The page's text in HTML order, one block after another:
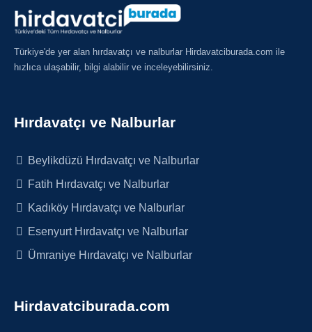
Türkiye'de yer alan hırdavatçı ve nalburlar Hirdavatciburada.com ile
hızlıca ulaşabilir, bilgi alabilir ve inceleyebilirsiniz.
Hırdavatçı ve Nalburlar
Beylikdüzü Hırdavatçı ve Nalburlar
Fatih Hırdavatçı ve Nalburlar
Kadıköy Hırdavatçı ve Nalburlar
Esenyurt Hırdavatçı ve Nalburlar
Ümraniye Hırdavatçı ve Nalburlar
Hirdavatciburada.com